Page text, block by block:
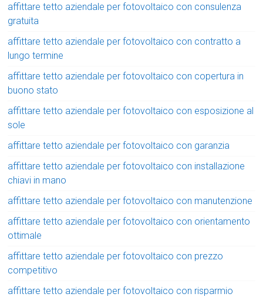
affittare tetto aziendale per fotovoltaico con consulenza
gratuita
affittare tetto aziendale per fotovoltaico con contratto a
lungo termine
affittare tetto aziendale per fotovoltaico con copertura in
buono stato
affittare tetto aziendale per fotovoltaico con esposizione al
sole
affittare tetto aziendale per fotovoltaico con garanzia
affittare tetto aziendale per fotovoltaico con installazione
chiavi in mano
affittare tetto aziendale per fotovoltaico con manutenzione
affittare tetto aziendale per fotovoltaico con orientamento
ottimale
affittare tetto aziendale per fotovoltaico con prezzo
competitivo
affittare tetto aziendale per fotovoltaico con risparmio